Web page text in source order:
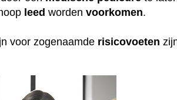
leed wordenvoorkomen.
voor zogenaamde risicovoeten